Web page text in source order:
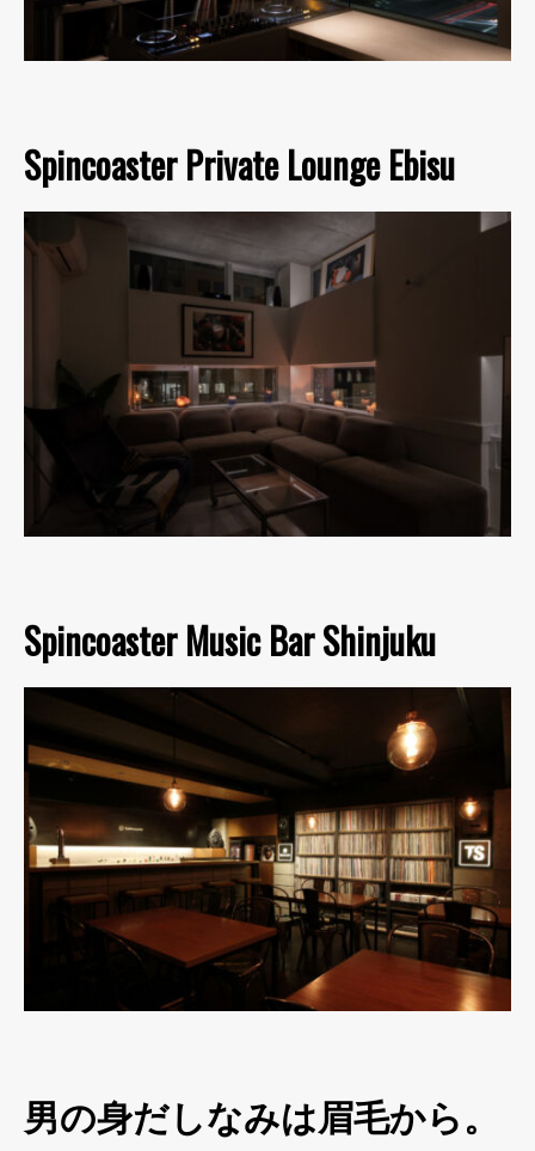
Spincoaster Private Lounge Ebisu
Spincoaster Music Bar Shinjuku
男の身だしなみは眉毛から。